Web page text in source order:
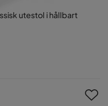
utestol i hållbart